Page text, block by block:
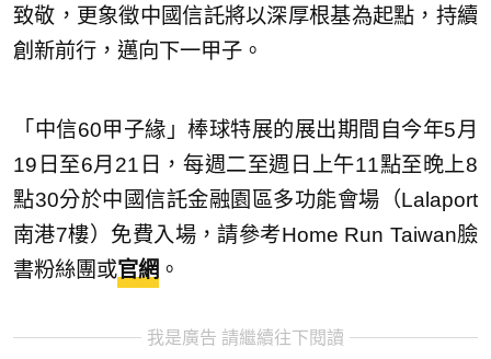
致敬，更象徵中國信託將以深厚根基為起點，持續
創新前行，邁向下一甲子。
「中信60甲子緣」棒球特展的展出期間自今年5月
19日至6月21日，每週二至週日上午11點至晚上8
點30分於中國信託金融園區多功能會場（Lalaport
南港7樓）免費入場，請參考Home Run Taiwan臉
書粉絲團或官網 。
我是廣告 請繼續往下閱讀